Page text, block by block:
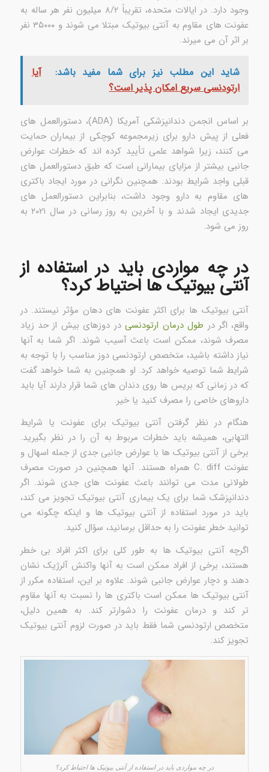
وجود دارد. در ایالات متحده، تقریباً ۸/۲ میلیون نفر هر ساله به
عفونت های مقاوم به آنتی بیوتیک مبتلا می شوند و ۳۵۰۰۰ نفر
بر اثر آن می میرند.
شاید این مطلب نیز برای شما مفید باشد:
آیا
ارتودنسی سریع امکان پذیر است؟
بر اساس انجمن دندانپزشکی آمریکا (ADA)، دستورالعمل های
فعلی از پیش دارو برای زیرمجموعه کوچکی از بیماران حمایت
می کنند، زیرا شواهد علمی تأیید کرده اند که خطرات عوارض
جانبی بیشتر از مزایای بیمارانی است که طبق دستورالعمل های
قبلی واجد شرایط بودند. همچنین نگرانی در مورد ایجاد باکتری
های مقاوم به دارو وجود داشت، بنابراین دستورالعمل های
جدیدی ایجاد شدند و با آخرین به روز رسانی در سال ۲۰۲۱ به
روز می شود.
در چه مواردی باید در استفاده از
آنتی بیوتیک ها احتیاط کرد؟
آنتی بیوتیک ها برای اکثر عفونت های دهان مؤثر نیستند. در
واقع، اگر در طول درمان ارتودنسیدر دوزهای بیش از حد زیاد
مصرف شوند، ممکن است باعث آسیب شوند. اگر شما به آنها
نیاز داشته باشید، متخصص ارتودنسی دوز مناسب را با توجه به
شرایط شما توصیه خواهد کرد. او همچنین به شما خواهد گفت
که در زمانی که بریس ها روی دندان های شما قرار دارند آیا باید
داروهای خاصی را مصرف کنید یا خیر.
هنگام در نظر گرفتن آنتی بیوتیک برای عفونت یا شرایط
التهابی، همیشه باید خطرات مربوط به آن را در نظر بگیرید.
برخی از آنتی بیوتیک ها با عوارض جانبی جدی از جمله اسهال و
عفونت C. diff همراه هستند. آنها همچنین در صورت مصرف
طولانی مدت می توانند باعث عفونت های جدی شوند. اگر
دندانپزشک شما برای یک بیماری آنتی بیوتیک تجویز می کند،
باید در مورد استفاده از آنتی بیوتیک ها و اینکه چگونه می
توانید خطر عفونت را به حداقل برسانید، سؤال کنید.
اگرچه آنتی بیوتیک ها به طور کلی برای اکثر افراد بی خطر
هستند، برخی از افراد ممکن است به آنها واکنش آلرژیک نشان
دهند و دچار عوارض جانبی شوند. علاوه بر این، استفاده مکرر از
آنتی بیوتیک ها ممکن است باکتری ها را نسبت به آنها مقاوم
تر کند و درمان عفونت را دشوارتر کند. به همین دلیل،
متخصص ارتودنسی شما فقط باید در صورت لزوم آنتی بیوتیک
تجویز کند.
در چه مواردی باید در استفاده از آنتی بیوتیک ها احتیاط کرد؟